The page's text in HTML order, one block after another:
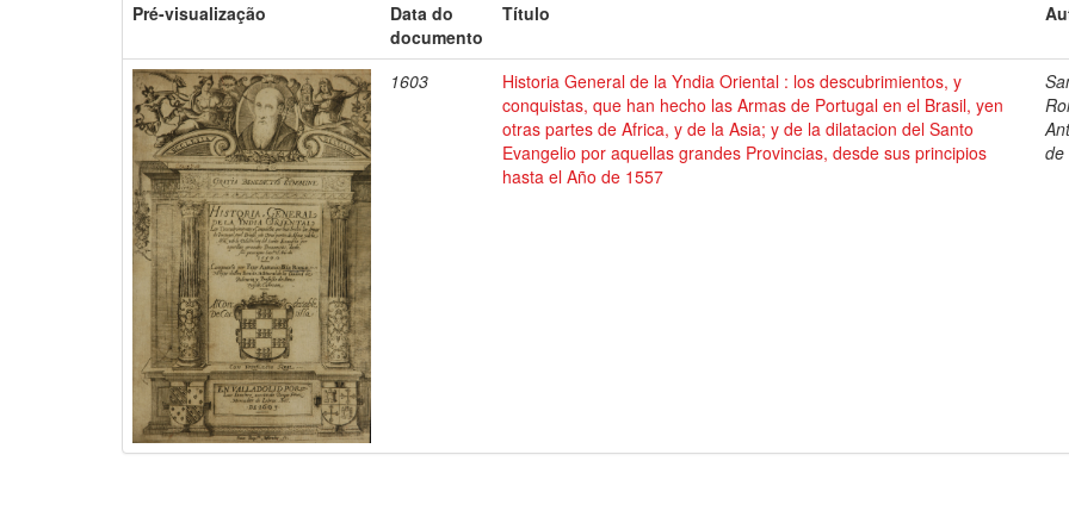
Pré-visualização
Data do
documento
Título
1603
Historia General de la Yndia Oriental : los descubrimientos, y
conquistas, que han hecho las Armas de Portugal en el Brasil, yen
otras partes de Africa, y de la Asia; y de la dilatacion del Santo
Evangelio por aquellas grandes Provincias, desde sus principios
hasta el Año de 1557
de